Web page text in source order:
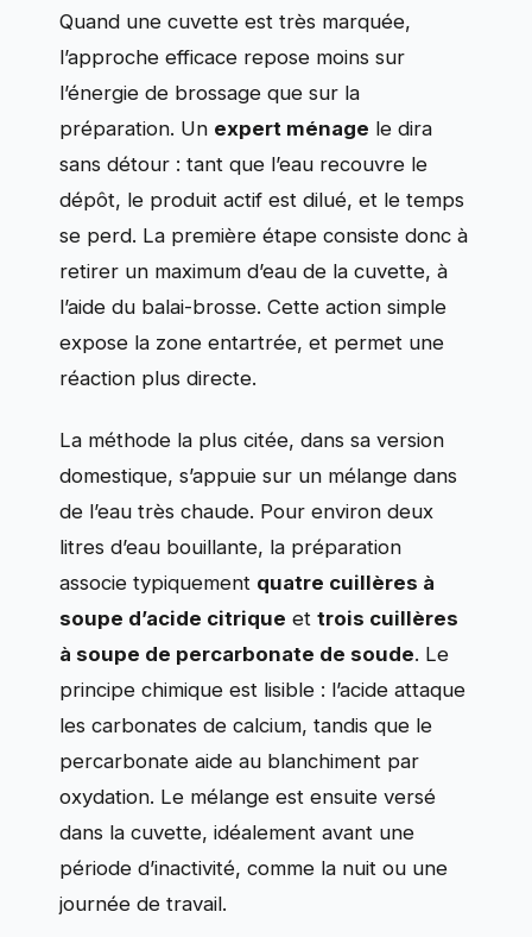
Quand une cuvette est très marquée,
l’approche efficace repose moins sur
l’énergie de brossage que sur la
préparation. Un expert ménage le dira
sans détour : tant que l’eau recouvre le
dépôt, le produit actif est dilué, et le temps
se perd. La première étape consiste donc à
retirer un maximum d’eau de la cuvette, à
l’aide du balai-brosse. Cette action simple
expose la zone entartrée, et permet une
réaction plus directe.
La méthode la plus citée, dans sa version
domestique, s’appuie sur un mélange dans
de l’eau très chaude. Pour environ deux
litres d’eau bouillante, la préparation
associe typiquement quatre cuillères à
soupe d’acide citrique et trois cuillères
à soupe de percarbonate de soude. Le
principe chimique est lisible : l’acide attaque
les carbonates de calcium, tandis que le
percarbonate aide au blanchiment par
oxydation. Le mélange est ensuite versé
dans la cuvette, idéalement avant une
période d’inactivité, comme la nuit ou une
journée de travail.